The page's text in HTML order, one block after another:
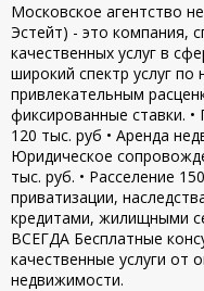
Московское агентство
Эстейт) - это компания,
качественных услуг в
широкий спектр услуг
привлекательным
фиксированные ставки.
120 тыс. руб • Аренда
Юридическое
тыс. руб. • Расселение
приватизации,
кредитами, жилищными
ВСЕГДА Бесплатные
качественные услуги от
недвижимости.